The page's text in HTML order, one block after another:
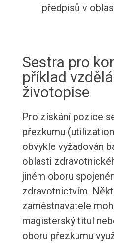
předpisů v
Sestra pro
příklad
životopise
Pro získání pozice
přezkumu
obvykle vyžadován
oblasti
jiném oboru
zdravotnictvím.
zaměstnavatele
magisterský titul
oboru přezkumu